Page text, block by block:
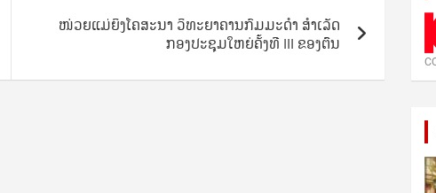
ໜ່ວຍ​ແມ່​ຍິງ​ໂຄ​ສະ​ນາ ວິທະຍາຄານກົມມະດຳ ສຳເລັດ
ກອງປະຊຸມໃຫຍ່ຄັ້ງທີ III ຂອງຕົົນ